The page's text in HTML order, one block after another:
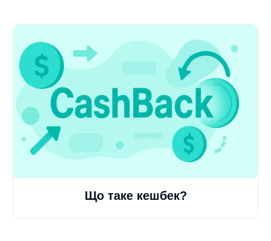
Що таке кешбек?